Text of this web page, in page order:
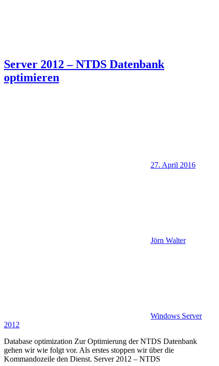
Server 2012 – NTDS Datenbank
optimieren
27. April 2016
Jörn Walter
Windows Server
2012
Database optimization Zur Optimierung der NTDS Datenbank
gehen wir wie folgt vor. Als erstes stoppen wir über die
Kommandozeile den Dienst. Server 2012 – NTDS